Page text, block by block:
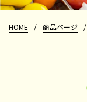
HOME / 商品ページ /